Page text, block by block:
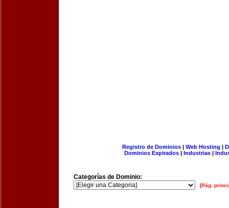
Registro de Dominios| Web Hosting |
Dominios Expirados | Industrias |
Categorías de Dominio:
[Pág.